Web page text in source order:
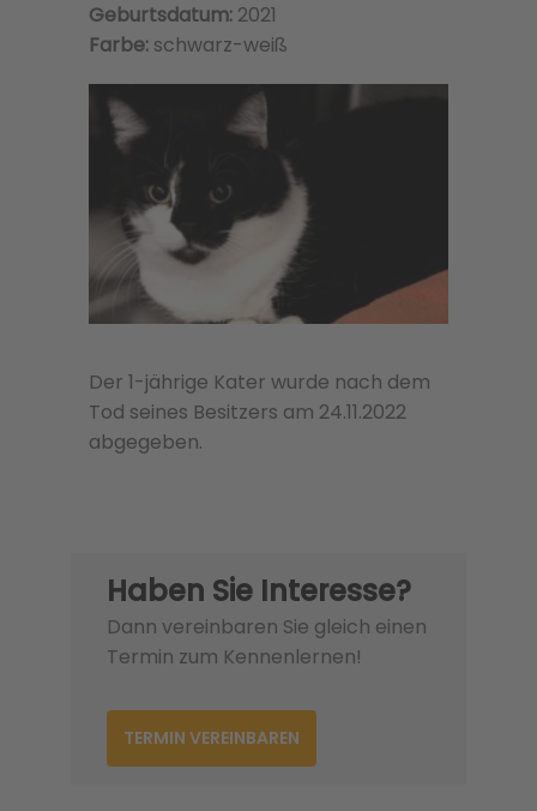
Geburtsdatum: 2021
Farbe: schwarz-weiß
Der 1-jährige Kater wurde nach dem
Tod seines Besitzers am 24.11.2022
abgegeben.
Haben Sie Interesse?
Dann vereinbaren Sie gleich einen
Termin zum Kennenlernen!
TERMIN VEREINBAREN